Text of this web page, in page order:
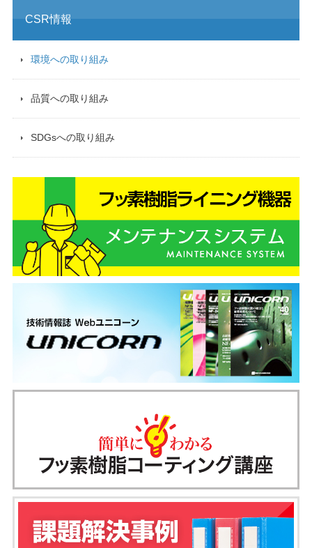
CSR情報
環境への取り組み
品質への取り組み
SDGsへの取り組み